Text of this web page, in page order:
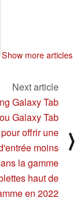
Show more articles
Next article
Galaxy Tab
Galaxy Tab
offrir une
moins
la gamme
haut de
en 2022
⟩